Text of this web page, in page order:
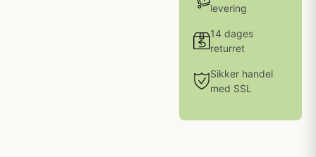
levering
14 dages
returret
Sikker handel
med SSL